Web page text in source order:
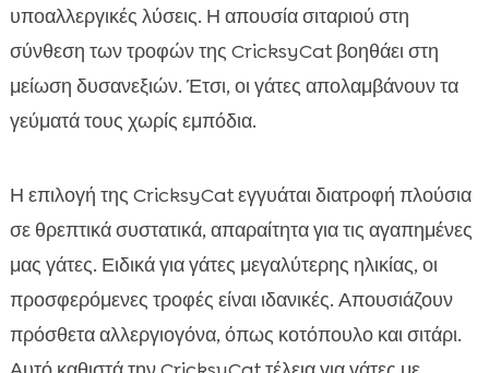
υποαλλεργικές λύσεις. Η απουσία σιταριού στη
σύνθεση των τροφών της CricksyCat βοηθάει στη
μείωση δυσανεξιών. Έτσι, οι γάτες απολαμβάνουν τα
γεύματά τους χωρίς εμπόδια.
Η επιλογή της CricksyCat εγγυάται διατροφή πλούσια
σε θρεπτικά συστατικά, απαραίτητα για τις αγαπημένες
μας γάτες. Ειδικά για γάτες μεγαλύτερης ηλικίας, οι
προσφερόμενες τροφές είναι ιδανικές. Απουσιάζουν
πρόσθετα αλλεργιογόνα, όπως κοτόπουλο και σιτάρι.